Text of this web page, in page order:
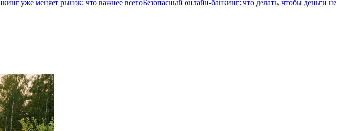
уже меняет рынок: что важнее всегоБезопасный онлайн-банкинг: что делать, чтобы деньги не